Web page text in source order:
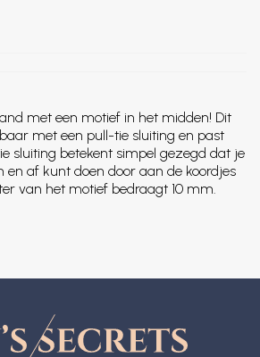
met een motief in het midden! Dit
met een pull-tie sluiting en past
sluiting betekent simpel gezegd dat je
en af kunt doen door aan de koordjes
van het motief bedraagt 10 mm.